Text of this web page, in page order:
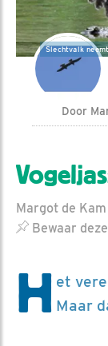
Slechtvalk
Door
Margot de
Bewaar
H et
Maar